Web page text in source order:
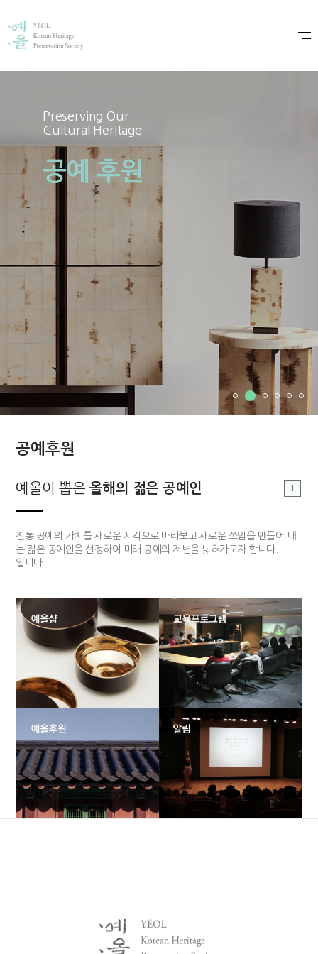
Preserving Our
Cultural Heritage
공예 후원
Preserving Our
Cultural Heritage
예올×샤넬 프로젝트
공예후원
부여, 지역문화싹틔우기
부여 지역의 공예를 기반으로 한 지역문화를 발전시킴으로 공예 커뮤니티
의 구심점을 구축하고자 합니다.
예올이 뽑은 올해의 장인
전통적 기법과 기능을 구현할 수 있고 개방적 사고를 가지고 있는 장인 한
분을 매년 선정하여 작품개발 및 판매까지 전 과정을 함께하는 후원 사업
입니다.
예올이 뽑은 올해의 젊은 공예인
전통 공예의 가치를 새로운 시각으로 바라보고 새로운 쓰임을 만들어 내
는 젊은 공예인을 선정하여 미래 공예의 저변을 넓혀가고자 합니다.
부여, 지역문화올해의 장인